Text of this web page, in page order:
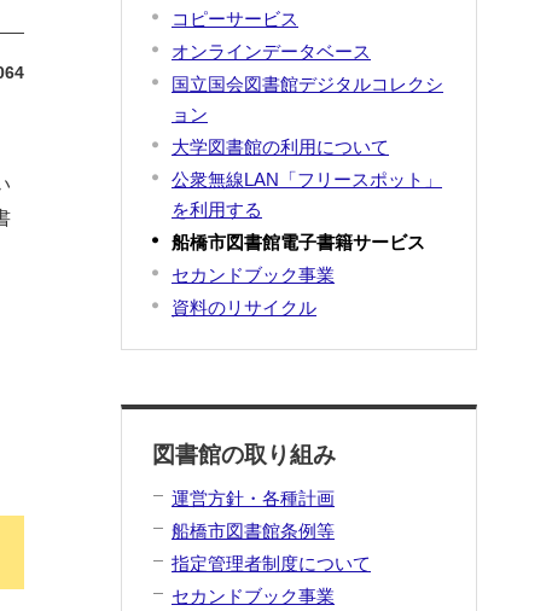
コピーサービス
オンラインデータベース
国立国会図書館デジタルコレクシ
ョン
大学図書館の利用について
公衆無線LAN「フリースポット」
を利用する
船橋市図書館電子書籍サービス
セカンドブック事業
資料のリサイクル
図書館の取り組み
運営方針・各種計画
船橋市図書館条例等
指定管理者制度について
セカンドブック事業